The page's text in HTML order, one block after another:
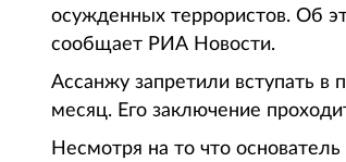
осужденных террористов. Об
сообщает РИА Новости.
Ассанжу запретили вступать
месяц. Его заключение
Несмотря на то что